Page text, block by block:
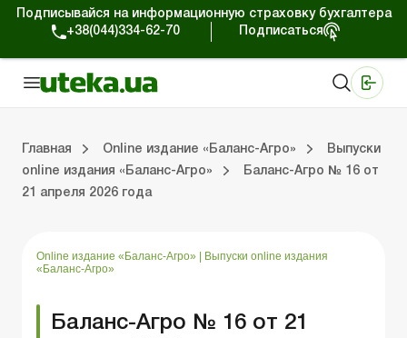
Подписывайся на информационную страховку бухгалтера
+38(044)334-62-70
Подписаться
Главная Online издание «Баланс-Агро»
Выпуски
online издания «Баланс-Агро»
Баланс-Агро № 16 от
21 апреля 2026 года
Online издание «Баланс-Агро»
Выпуски online издания
«Баланс-Агро»
Баланс-Агро № 16 от 21